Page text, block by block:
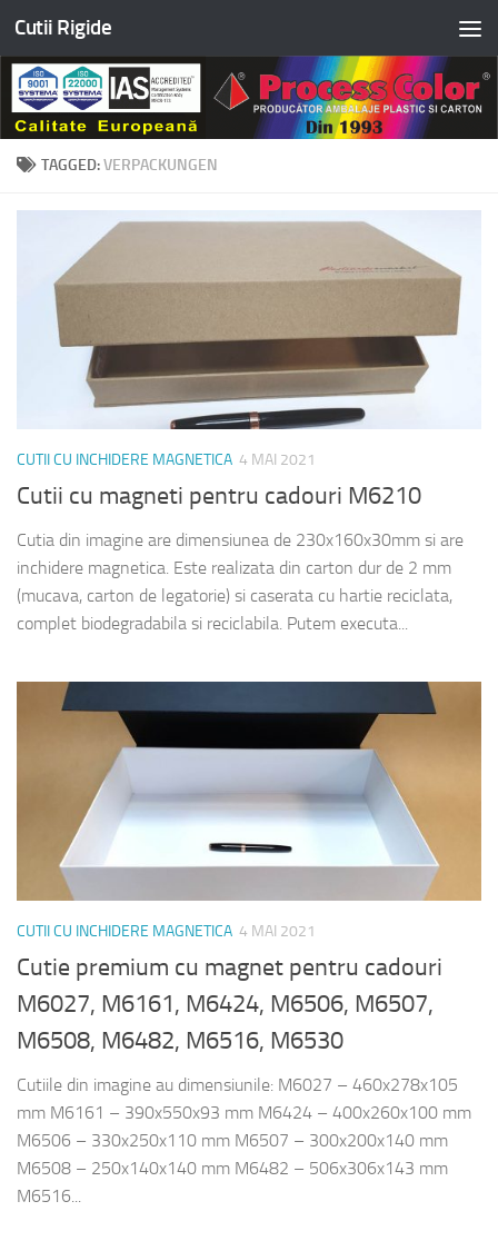
Skip to content
Cutii Rigide
TAGGED:VERPACKUNGEN
CUTII CU INCHIDERE MAGNETICA 4 MAI 2021
Cutii cu magneti pentru cadouri M6210
Cutia din imagine are dimensiunea de 230x160x30mm si are
inchidere magnetica. Este realizata din carton dur de 2 mm
(mucava, carton de legatorie) si caserata cu hartie reciclata,
complet biodegradabila si reciclabila. Putem executa...
CUTII CU INCHIDERE MAGNETICA 4 MAI 2021
Cutie premium cu magnet pentru cadouri
M6027, M6161, M6424, M6506, M6507,
M6508, M6482, M6516, M6530
Cutiile din imagine au dimensiunile: M6027 – 460x278x105
mm M6161 – 390x550x93 mm M6424 – 400x260x100 mm
M6506 – 330x250x110 mm M6507 – 300x200x140 mm
M6508 – 250x140x140 mm M6482 – 506x306x143 mm
M6516...